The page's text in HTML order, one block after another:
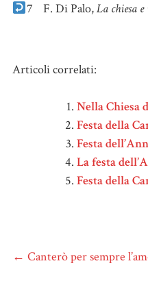
7
F. Di Palo,La chiesa
Articoli correlati:
Nella Chiesa
Festa della
Festa
La festa
Festa della
← Canterò per sempre